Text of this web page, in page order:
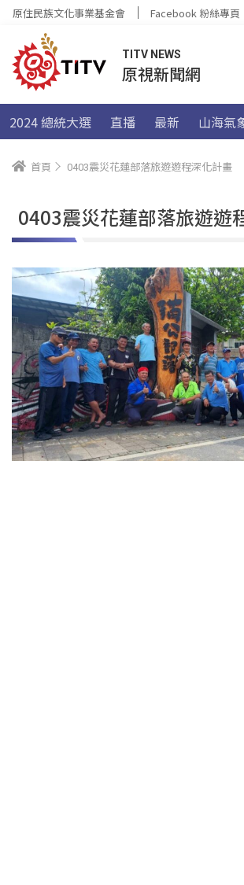
原住民族文化事業基金會 Facebook 粉絲專頁
TITV NEWS
原視新聞網
2024 總統大選 直播 最新 山海氣
首頁 0403震災花蓮部落旅遊遊程深化計畫
0403震災花蓮部落旅遊遊